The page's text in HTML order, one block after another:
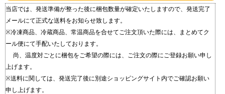
当店では、発送準備が整った後に梱包数量が確定いたしますので、発送完了
メールにて正式な送料をお知らせ致します。
※冷凍商品、冷蔵商品、常温商品を合せてご注文頂いた際には、まとめてク
ール便にて手配いたしております。
尚、温度対ごとに梱包をご希望の際には、ご注文の際にご登録お願い申し
上げます。
※送料に関しては、発送完了後に別途ショッピングサイト内でご確認お願い
申し上げます。